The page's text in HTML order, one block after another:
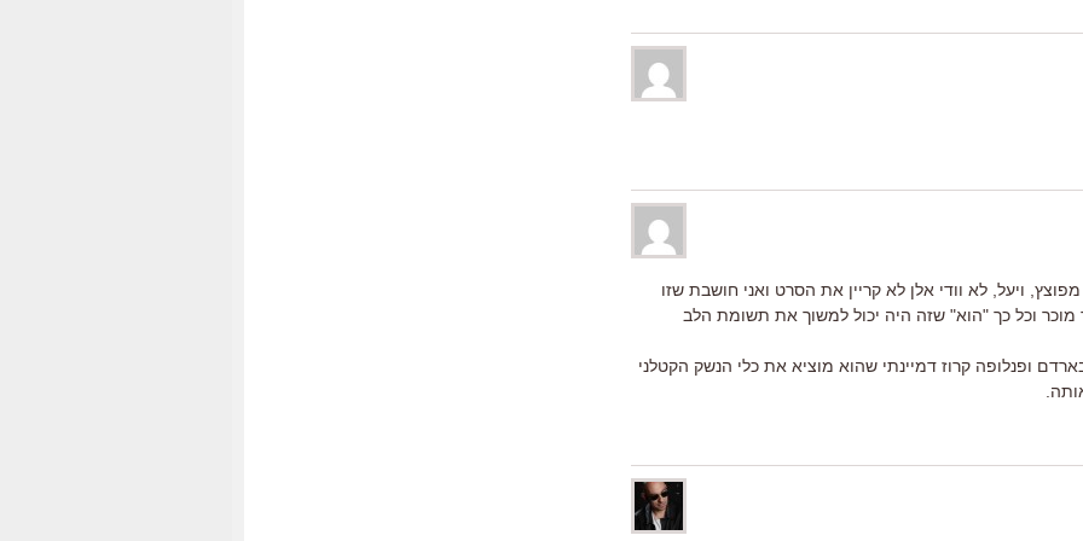
ויעל, לא וודי אלן לא קריין את הסרט ואני חושבת שזו
וכל כך "הוא" שזה היה יכול למשוך את תשומת הלב
ופנלופה קרוז דמיינתי שהוא מוציא את כלי הנשק הקטלני